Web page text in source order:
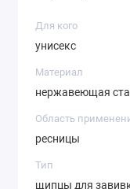
Для кого
унисекс
Материал
нержавеющая
Область
ресницы
Тип
щипцы для